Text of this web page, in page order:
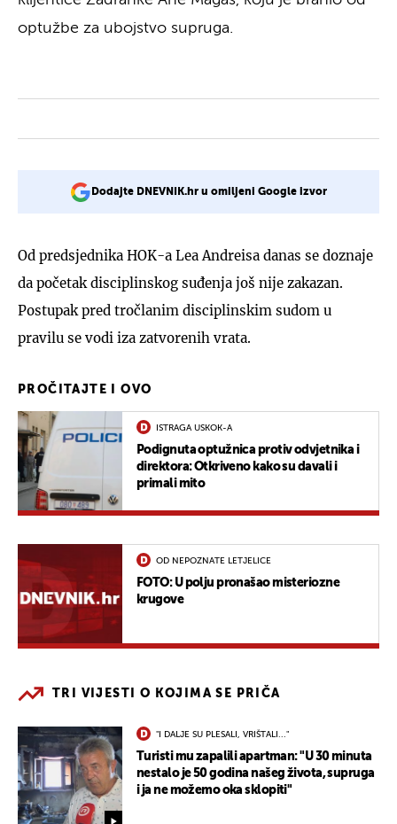
optužbe za ubojstvo supruga.
Dodajte DNEVNIK.hr u omiljeni Google izvor
Od predsjednika HOK-a Lea Andreisa danas se doznaje
da početak disciplinskog suđenja još nije zakazan.
Postupak pred tročlanim disciplinskim sudom u
pravilu se vodi iza zatvorenih vrata.
PROČITAJTE I OVO
ISTRAGA USKOK-A
Podignuta optužnica protiv odvjetnika i
direktora: Otkriveno kako su davali i
primali mito
OD NEPOZNATE LETJELICE
FOTO: U polju pronašao misteriozne
krugove
TRI VIJESTI O KOJIMA SE PRIČA
"I DALJE SU PLESALI, VRIŠTALI..."
Turisti mu zapalili apartman: "U 30 minuta
nestalo je 50 godina našeg života, supruga
i ja ne možemo oka sklopiti"